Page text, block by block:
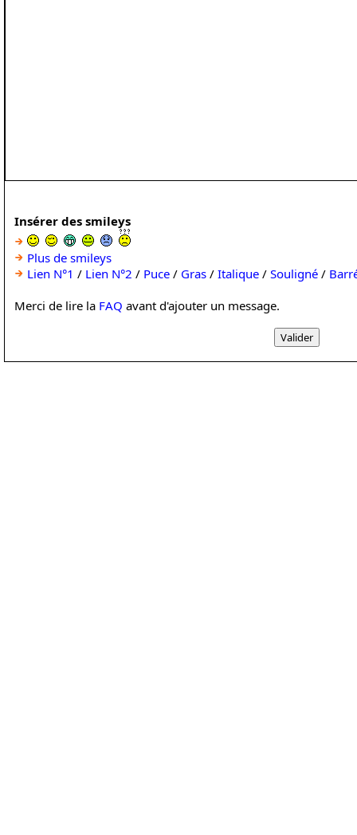
Insérer des smileys
Plus de smileys
Lien N°1 / Lien N°2 / Puce / Gras / Italique / Souligné /
Merci de lire la FAQ avant d'ajouter un message.